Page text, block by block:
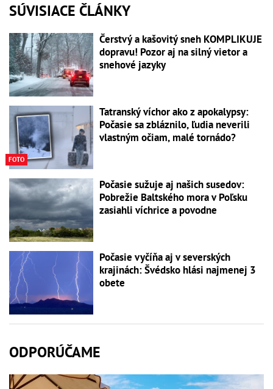
SÚVISIACE ČLÁNKY
Čerstvý a kašovitý sneh KOMPLIKUJE
dopravu! Pozor aj na silný vietor a
snehové jazyky
FOTO
Tatranský víchor ako z apokalypsy:
Počasie sa zbláznilo, ľudia neverili
vlastným očiam, malé tornádo?
Počasie sužuje aj našich susedov:
Pobrežie Baltského mora v Poľsku
zasiahli víchrice a povodne
Počasie vyčíňa aj v severských
krajinách: Švédsko hlási najmenej 3
obete
ODPORÚČAME